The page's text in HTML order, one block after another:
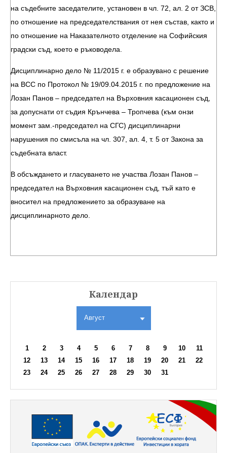
на съдебните заседателите, установен в чл. 72, ал. 2 от ЗСВ,
по отношение на председателствания от нея състав, както и
по отношение на Наказателното отделение на Софийския
градски съд, което е ръководела.
Дисциплинарно дело № 11/2015 г. е образувано с решение
на ВСС по Протокол № 19/09.04.2015 г. по предложение на
Лозан Панов – председател на Върховния касационен съд,
за допуснати от съдия Крънчева – Тропчева (към онзи
момент зам.-председател на СГС) дисциплинарни
нарушения по смисъла на чл. 307, ал. 4, т. 5 от Закона за
съдебната власт.
В обсъждането и гласуването не участва Лозан Панов –
председател на Върховния касационен съд, тъй като е
вносител на предложението за образуване на
дисциплинарното дело.
Календар
Август
1 2 3 4 5 6 7 8 9 10
11
12
13 14 15 16 17 18 19 20 21
22
23
24 25 26 27 28 29 30 31